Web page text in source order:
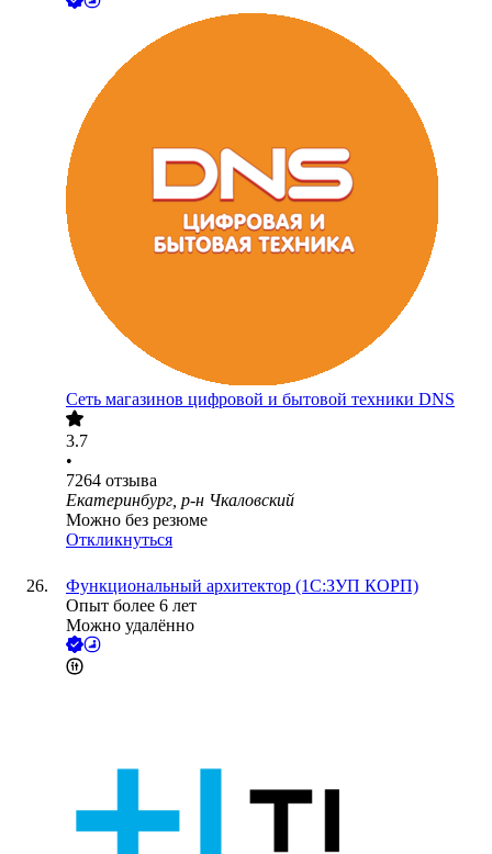
Сеть магазинов цифровой и бытовой техники DNS
3.7
•
7264 отзыва
Екатеринбург, р-н Чкаловский
Можно без резюме
Откликнуться
Функциональный архитектор (1С:ЗУП КОРП)
Опыт более 6 лет
Можно удалённо